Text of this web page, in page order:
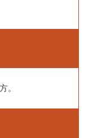
公式SNS運用方針 お問
。